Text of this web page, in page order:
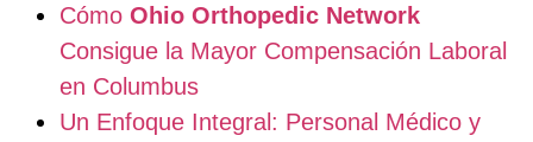
Cómo Ohio Orthopedic Network
Consigue la Mayor Compensación Laboral
en Columbus
Un Enfoque Integral: Personal Médico y